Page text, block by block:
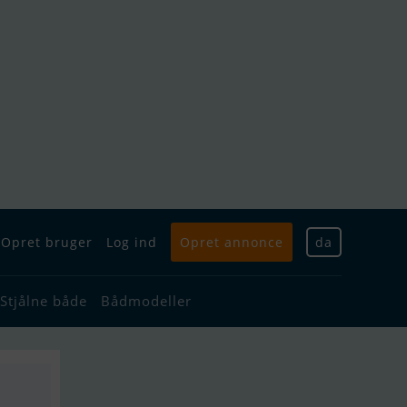
Opret bruger Log ind Opret annonce da
Stjålne både Bådmodeller